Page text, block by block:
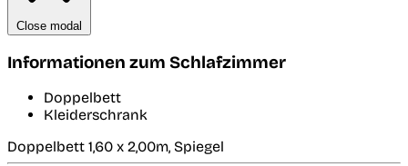
Close modal
Informationen zum Schlafzimmer
Doppelbett
Kleiderschrank
Doppelbett 1,60 x 2,00m, Spiegel